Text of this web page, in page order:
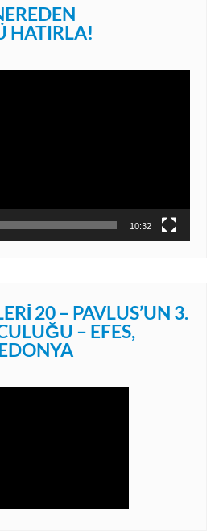
HATIRLA!
10:32
20 – PAVLUS’UN 3.
– EFES,